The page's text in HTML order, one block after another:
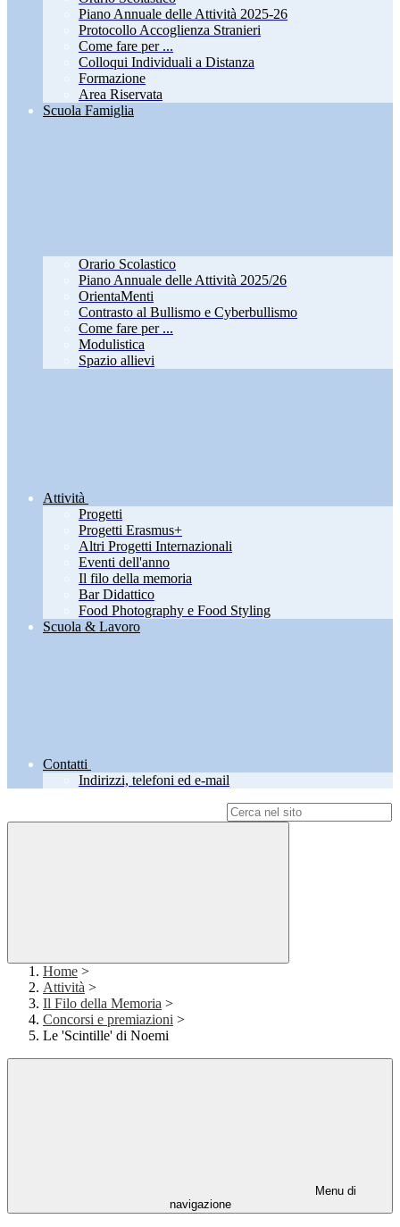
Piano Annuale delle Attività 2025-26
Protocollo Accoglienza Stranieri
Come fare per ...
Colloqui Individuali a Distanza
Formazione
Area Riservata
Scuola Famiglia
Orario Scolastico
Piano Annuale delle Attività 2025/26
OrientaMenti
Contrasto al Bullismo e Cyberbullismo
Come fare per ...
Modulistica
Spazio allievi
Attività
Progetti
Progetti Erasmus+
Altri Progetti Internazionali
Eventi dell'anno
Il filo della memoria
Bar Didattico
Food Photography e Food Styling
Scuola & Lavoro
Contatti
Indirizzi, telefoni ed e-mail
Home >
Attività >
Il Filo della Memoria >
Concorsi e premiazioni >
Le 'Scintille' di Noemi
Menu di
navigazione